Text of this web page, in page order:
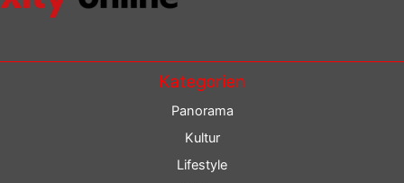
Kategorien
Panorama
Kultur
Lifestyle